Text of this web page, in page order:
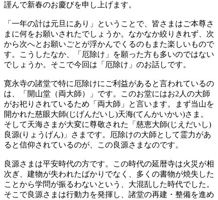
謹んで新春のお慶びを申し上げます。
「一年の計は元旦にあり」ということで、皆さまはご本尊さ
まに何をお願いされたでしょうか。なかなか絞りきれず、次
から次へとお願いごとが浮かんでくるのもまた楽しいもので
す。こうしたなか、「厄除け」を願った方も多いのではない
でしょうか。そこで今回は「厄除け」のお話しです。
寛永寺の諸堂で特に厄除けにご利益があると言われているの
は、「開山堂（両大師）」です。このお堂にはお2人の大師
がお祀りされているため「両大師」と言います。まず当山を
開かれた慈眼大師(じげんだいし)天海(てんかいかい)さま。
そして天海さまが大変に尊敬された「慈恵大師(じえだいし)
良源(りょうげん)」さまです。厄除けの大師として霊力があ
ると信仰されているのが、この良源さまなのです。
良源さまは平安時代の方です。この時代の延暦寺は火災が相
次ぎ、建物が失われたばかりでなく、多くの書物が焼失した
ことから学問が振るわないという、大混乱した時代でした。
そこで良源さまは行動力を発揮し、諸堂の再建・整備を進め